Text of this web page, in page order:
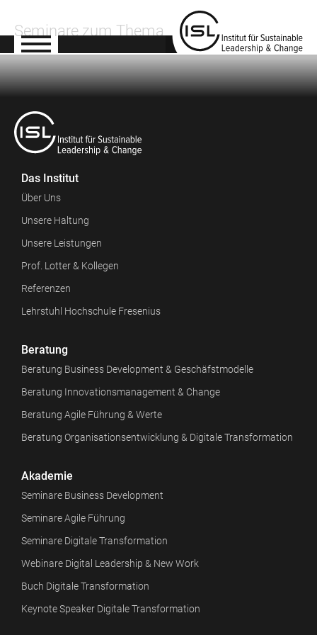
Seminare zum Thema
Das Institut
Über Uns
Unsere Haltung
Unsere Leistungen
Prof. Lotter & Kollegen
Referenzen
Lehrstuhl Hochschule Fresenius
Beratung
Beratung Business Development & Geschäfstmodelle
Beratung Innovationsmanagement & Change
Beratung Agile Führung & Werte
Beratung Organisationsentwicklung & Digitale Transformation
Akademie
Seminare Business Development
Seminare Agile Führung
Seminare Digitale Transformation
Webinare Digital Leadership & New Work
Buch Digitale Transformation
Keynote Speaker Digitale Transformation